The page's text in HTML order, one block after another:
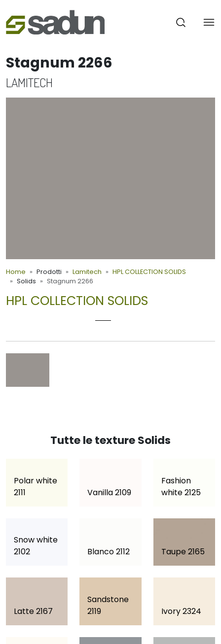
Stagnum 2266
LAMITECH
Home Prodotti Lamitech
HPL COLLECTION SOLIDS
Solids
Stagnum 2266
HPL COLLECTION SOLIDS
Tutte le texture Solids
Polar white
2111
Vanilla 2109
Fashion
white 2125
Snow white
2102
Blanco 2112 Taupe 2165
Latte 2167
Sandstone
2119
Ivory 2324